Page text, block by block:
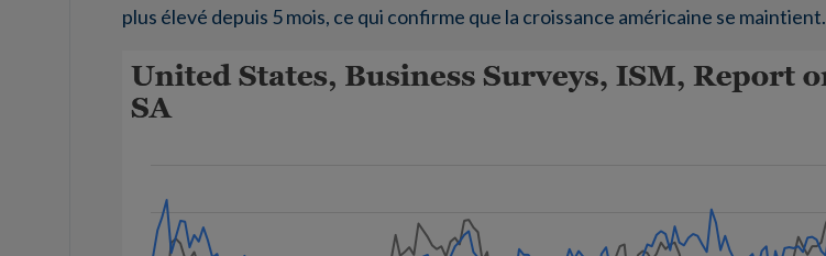
plus élevé depuis 5 mois, ce qui confirme que la croissance américaine se maintient.